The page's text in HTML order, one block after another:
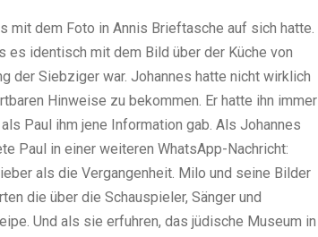
mit dem Foto in Annis Brieftasche auf sich hatte.
es identisch mit dem Bild über der Küche von
der Siebziger war. Johannes hatte nicht wirklich
Hinweise zu bekommen. Er hatte ihn immer
Paul ihm jene Information gab. Als Johannes
Paul in einer weiteren WhatsApp-Nachricht:
als die Vergangenheit. Milo und seine Bilder
die über die Schauspieler, Sänger und
Und als sie erfuhren, das jüdische Museum in